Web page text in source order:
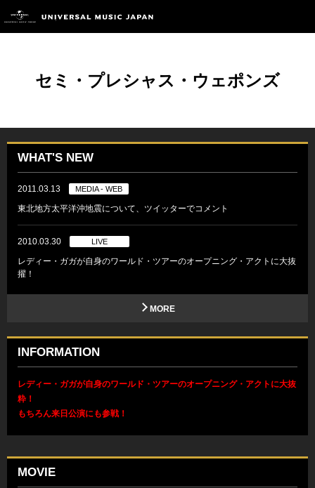
セミ・プレシャス・ウェポンズ
WHAT'S NEW
2011.03.13 MEDIA - WEB
東北地方太平洋沖地震について、ツイッターでコメント
2010.03.30 LIVE
レディー・ガガが自身のワールド・ツアーのオープニング・アクトに大抜
擢！
MORE
INFORMATION
レディー・ガガが自身のワールド・ツアーのオープニング・アクトに大抜
粋！
もちろん来日公演にも参戦！
MOVIE